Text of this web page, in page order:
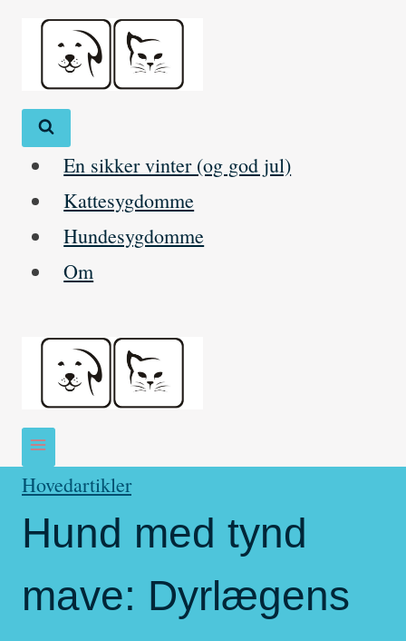
content
En sikker vinter (og god jul)
Kattesygdomme
Hundesygdomme
Om
Hovedartikler
Hund med tynd
mave: Dyrlægens